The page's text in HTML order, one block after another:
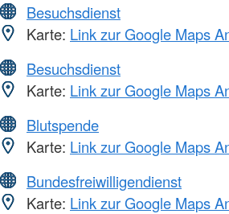
Besuchsdienst
Karte: Link zur Google Maps
Besuchsdienst
Karte: Link zur Google Maps
Blutspende
Karte: Link zur Google Maps
Bundesfreiwilligendienst
Karte: Link zur Google Maps